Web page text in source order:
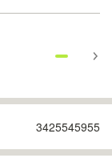
3425545955